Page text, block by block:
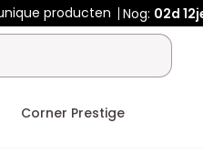
producten Nog: 02d
Corner Prestige